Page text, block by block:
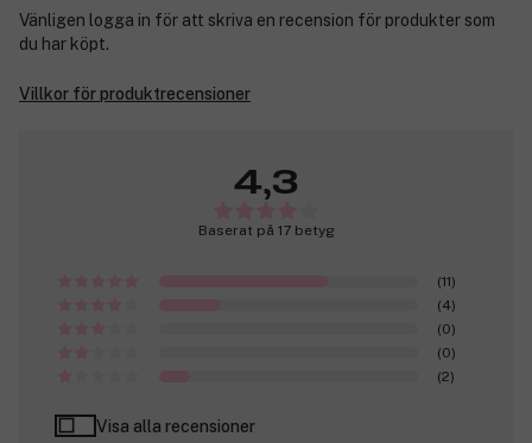
Vänligen logga in för att skriva en recension för produkter som
du har köpt.
Villkor för produktrecensioner
4,3
Baserat på 17 betyg
(11)
(4)
(0)
(0)
(2)
Visa alla recensioner